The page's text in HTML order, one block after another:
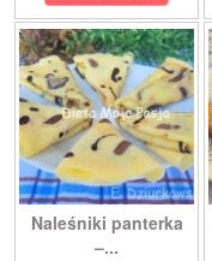
Naleśniki panterka
–...